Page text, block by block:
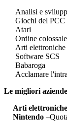
Analisi e
Giochi del PCC
Atari
Ordine colossale
Arti elettroniche
Software SCS
Babaroga
Acclamare
Le migliori
Arti
Nintendo –